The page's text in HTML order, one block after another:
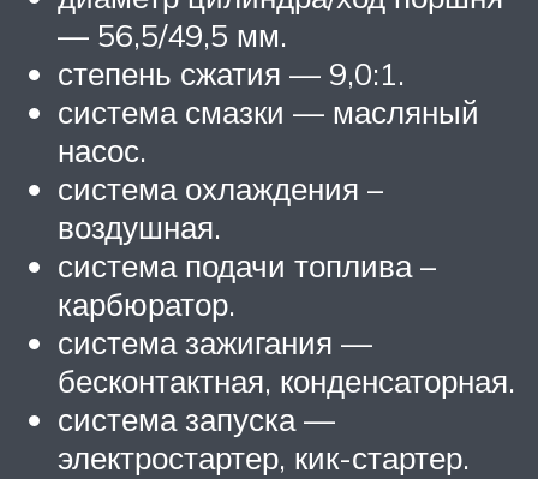
— 56,5/49,5 мм.
степень сжатия — 9,0:1.
система смазки — масляный
насос.
система охлаждения –
воздушная.
система подачи топлива –
карбюратор.
система зажигания —
бесконтактная, конденсаторная.
система запуска —
электростартер, кик-стартер.